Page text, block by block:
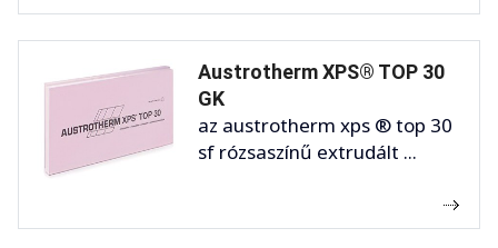
Austrotherm XPS® TOP 30
GK
az austrotherm xps ® top 30
sf rózsaszínű extrudált ...